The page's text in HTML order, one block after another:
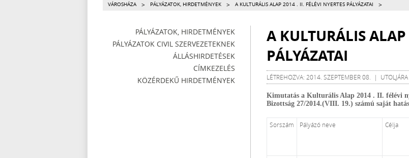
VÁROSHÁZA > PÁLYÁZATOK, HIRDETMÉNYEK > A KULTURÁLIS ALAP 2014 . II. FÉLÉVI NYERTES PÁLYÁZATAI >
PÁLYÁZATOK, HIRDETMÉNYEK
PÁLYÁZATOK CIVIL SZERVEZETEKNEK
ÁLLÁSHIRDETÉSEK
CÍMKEZELÉS
KÖZÉRDEKŰ HIRDETMÉNYEK
A KULTURÁLIS
PÁLYÁZATAI
LÉTREHOZVA: 2014. SZEPTEMBER 08. | UTOLJÁRA
Kimutatás a Kulturális Alap 2014 . II. félévi
Bizottság 27/2014.(VIII. 19.) számú saját
Sorszám Pályázó neve Célja